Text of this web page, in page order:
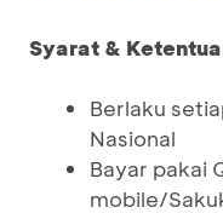
Syarat &
Berlaku
Nasional
Bayar pakai
mobile/